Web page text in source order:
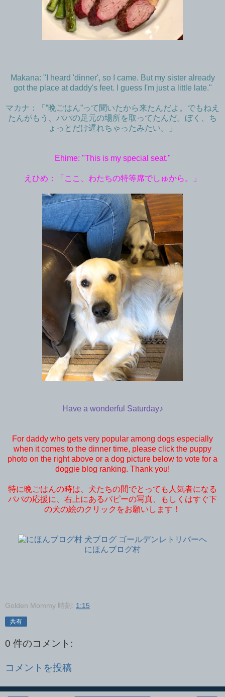
Makana: "I heard 'dinner', so I came. But my sister already
got the place at daddy's feet. I guess I'm just a little late."
マカナ：「”晩ごはん”って聞いたから来たんだよ。でもねえ
たんがもう、パパの足元の場所を取ってたんだ。ぼく、ち
ょっとだけ遅れちゃったみたい。」
Ehime: "This is my special seat."
えひめ：「ここ、わたちの特等席でしゅから。」
Have a wonderful Saturday♪
For daddy who gets very popular among dogs especially
when it comes to the dinner time, please click the puppy
photo on the right above or a dog picture below to vote for a
doggie blog ranking. Thank you!
特に晩ごはんの時は、犬たちの間でとっても人気者になる
パパの応援に、右上にあるパピーの写真、もしくはすぐ下
の犬の絵のクリックをお願いします！
にほんブログ村
Golden Mommy 時刻: 1:15
共有
0 件のコメント:
コメントを投稿